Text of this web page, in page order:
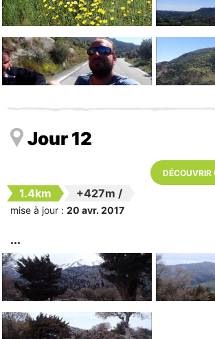
Jour 12
DÉCOUVRIR
1.4km +427m /
mise à jour : 20 avr. 2017